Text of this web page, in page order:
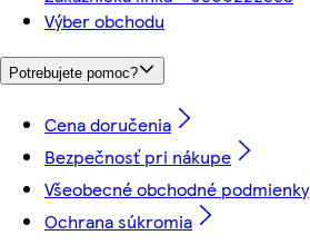
Výber obchodu
Potrebujete pomoc?
Cena doručenia
Bezpečnosť pri nákupe
Všeobecné obchodné podmienky
Ochrana súkromia